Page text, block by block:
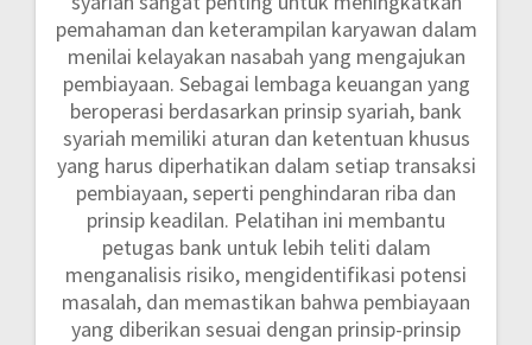
pemahaman dan keterampilan karyawan dalam
menilai kelayakan nasabah yang mengajukan
pembiayaan. Sebagai lembaga keuangan yang
beroperasi berdasarkan prinsip syariah, bank
syariah memiliki aturan dan ketentuan khusus
yang harus diperhatikan dalam setiap transaksi
pembiayaan, seperti penghindaran riba dan
prinsip keadilan. Pelatihan ini membantu
petugas bank untuk lebih teliti dalam
menganalisis risiko, mengidentifikasi potensi
masalah, dan memastikan bahwa pembiayaan
yang diberikan sesuai dengan prinsip-prinsip